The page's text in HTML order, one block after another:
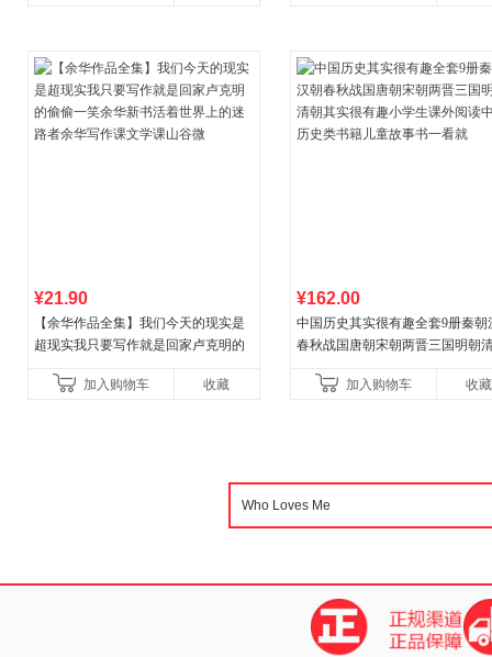
¥21.90
【余华作品全集】我们今天的现实是
超现实我只要写作就是回家卢克明的
者余华写作课文学课山谷微
加入购物车 收藏
¥162.00
中国历史其实很有趣全套9册秦朝
春秋战国唐朝宋朝两晋三国明朝
类书籍儿童故事书一看就
加入购物车 收藏